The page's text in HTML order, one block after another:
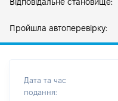
Пройшла автоперевірку:
Дата та час
подання: